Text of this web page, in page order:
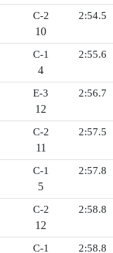
C-2
10
2:54.5
C-1
4
2:55.6
E-3
12
2:56.7
C-2
11
2:57.5
C-1
5
2:57.8
C-2
12
2:58.8
C-1 2:58.8